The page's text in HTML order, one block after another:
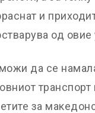
и
од овие
да се
транспорт
за